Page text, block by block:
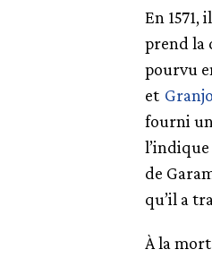
En 1571,
prend la
pourvu
et
fourni
l’indique
de
qu’il a
À la mort